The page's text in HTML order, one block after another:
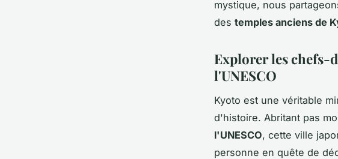
mystique, nous
des temples anciens de
Explorer les
l'UNESCO
Kyoto est une véritable
d'histoire. Abritant pas
l'UNESCO, cette ville
personne en quête de